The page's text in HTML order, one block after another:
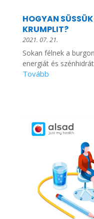
HOGYAN
KRUMPLIT?
2021. 07. 21.
Sokan félnek a
energiát és